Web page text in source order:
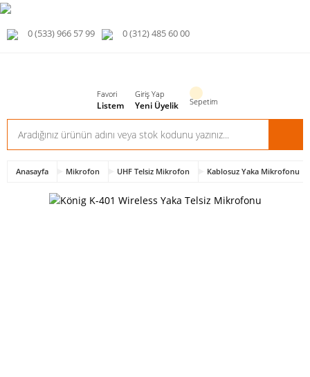
0 (533) 966 57 99 0 (312) 485 60 00
Favori
Listem
Giriş Yap
Yeni Üyelik Sepetim
Anasayfa Mikrofon UHF Telsiz Mikrofon Kablosuz Yaka Mikrofonu